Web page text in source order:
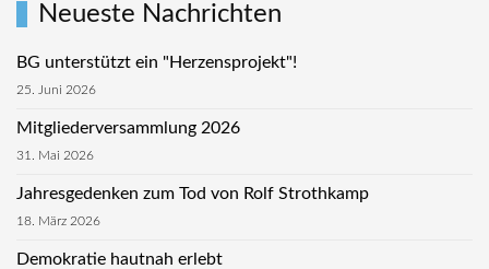
Neueste Nachrichten
BG unterstützt ein "Herzensprojekt"!
25. Juni 2026
Mitgliederversammlung 2026
31. Mai 2026
Jahresgedenken zum Tod von Rolf Strothkamp
18. März 2026
Demokratie hautnah erlebt